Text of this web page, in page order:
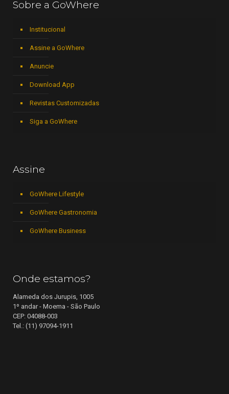
Sobre a GoWhere
Institucional
Assine a GoWhere
Anuncie
Download App
Revistas Customizadas
Siga a GoWhere
Assine
GoWhere Lifestyle
GoWhere Gastronomia
GoWhere Business
Onde estamos?
Alameda dos Jurupis, 1005
1º andar - Moema - São Paulo
CEP: 04088-003
Tel.: (11) 97094-1911